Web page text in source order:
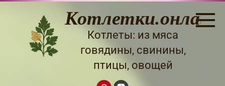
Перейти
Котлетки.онлайн
Котлеты: из мяса
говядины, свинины,
птицы, овощей